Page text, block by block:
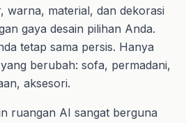
warna, material, dan dekorasi
gaya desain pilihan Anda.
tetap sama persis. Hanya
berubah: sofa, permadani,
aksesori.
ruangan AI sangat berguna